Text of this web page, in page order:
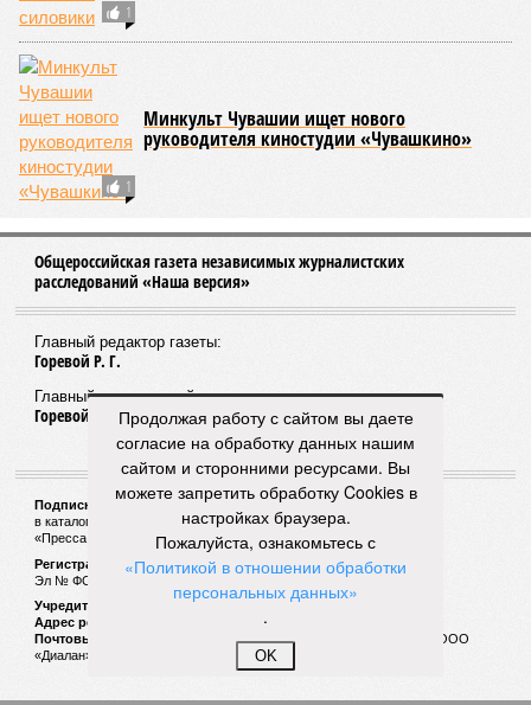
1
1
Минкульт Чувашии ищет нового
руководителя киностудии «Чувашкино»
Общероссийская газета независимых журналистских
расследований «Наша версия»
Главный редактор газеты:
Горевой Р. Г.
Главный редактор сайта:
Горевой Р. Г.
Подписной индекс газеты «Наша версия»:
в каталоге «Почта России» —99266
«Пресса России» (зелёный) —41522
Регистрационный номер Роскомнадзора
Эл № ФС77-53847 от 26.04.2013.
Учредитель ООО «Версия»
Адрес редакции:
123100, Россия, Москва, улица 1905 года, 7с1
Почтовый адрес редакции:
123022, Россия, Москва, а/я 29. для ООО
«Диалан»
Продолжая работу с сайтом вы даете
согласие на обработку данных нашим
сайтом и сторонними ресурсами. Вы
можете запретить обработку Cookies в
настройках браузера.
Пожалуйста, ознакомьтесь с
«Политикой в отношении обработки
персональных данных»
.
OK